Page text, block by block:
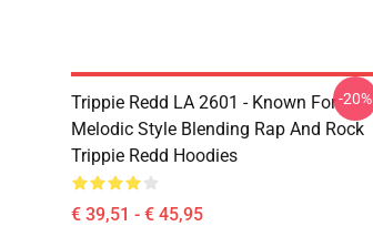
Trippie Redd LA 2601 - Known For
Melodic Style Blending Rap And Rock
Trippie Redd Hoodies
€ 39,51 - € 45,95
-20%